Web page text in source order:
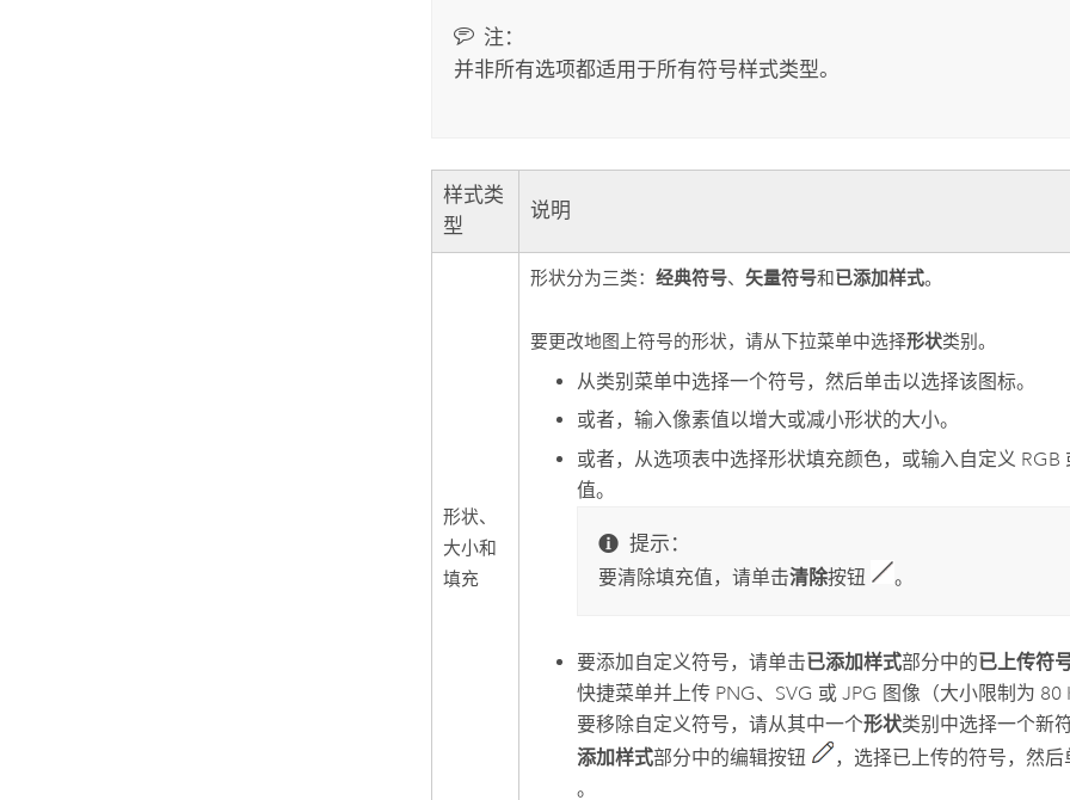
注：
并非所有选项都适用于所有符号样式类型。
样式类
型
说明
形状、
大小和
填充
形状分为三类：经典符号、矢量符号和已添加样式。
要更改地图上符号的形状，请从下拉菜单中选择形状类别。
从类别菜单中选择一个符号，然后单击以选择该图标。
或者，输入像素值以增大或减小形状的大小。
或者，从选项表中选择形状填充颜色，或输入自定义 RGB
值。
提示：
要清除填充值，请单击清除按钮 。
要添加自定义符号，请单击已添加样式部分中的已上传符
快捷菜单并上传 PNG、SVG 或 JPG 图像（大小限制为 80
要移除自定义符号，请从其中一个形状类别中选择一个新
添加样式部分中的编辑按钮
，选择已上传的符号，然
。